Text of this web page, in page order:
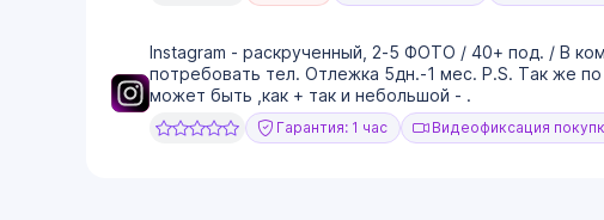
Instagram - раскрученный, 2-5 ФОТО / 40+ под. / В
потребовать тел. Отлежка 5дн.-1 мес. P.S. Так же по
может быть ,как + так и небольшой - .
Гарантия: 1 час Видеофиксация